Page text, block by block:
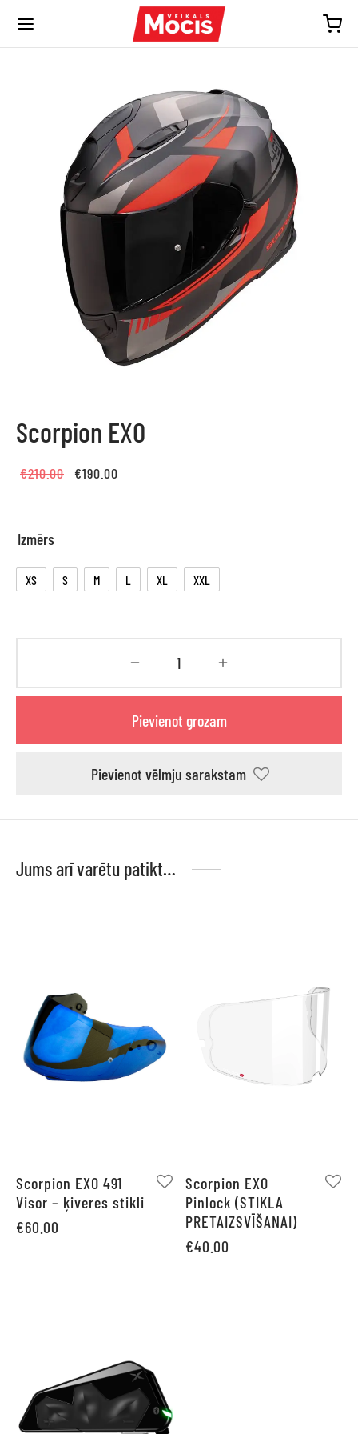
Scorpion EXO
€210.00 Original
€190.00
Izmērs
XS S M L XL XXL
Pievienot grozam
Pievienot vēlmju sarakstam
Jums arī varētu patikt…
Scorpion EXO 491
Visor – ķiveres stikli
€60.00
Scorpion EXO
Pinlock (STIKLA
PRETAIZSVĪŠANAI)
€40.00